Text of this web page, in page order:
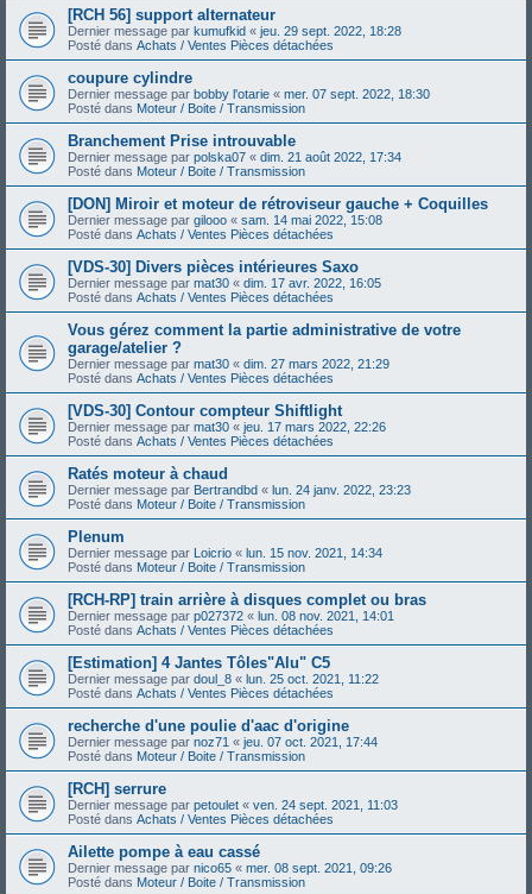
[RCH 56] support alternateur
Dernier message par kumufkid « jeu. 29 sept. 2022, 18:28
Posté dans Achats / Ventes Pièces détachées
coupure cylindre
Dernier message par bobby l'otarie « mer. 07 sept. 2022, 18:30
Posté dans Moteur / Boite / Transmission
Branchement Prise introuvable
Dernier message par polska07 « dim. 21 août 2022, 17:34
Posté dans Moteur / Boite / Transmission
[DON] Miroir et moteur de rétroviseur gauche + Coquilles
Dernier message par gilooo « sam. 14 mai 2022, 15:08
Posté dans Achats / Ventes Pièces détachées
[VDS-30] Divers pièces intérieures Saxo
Dernier message par mat30 « dim. 17 avr. 2022, 16:05
Posté dans Achats / Ventes Pièces détachées
Vous gérez comment la partie administrative de votre
garage/atelier ?
Dernier message par mat30 « dim. 27 mars 2022, 21:29
Posté dans Achats / Ventes Pièces détachées
[VDS-30] Contour compteur Shiftlight
Dernier message par mat30 « jeu. 17 mars 2022, 22:26
Posté dans Achats / Ventes Pièces détachées
Ratés moteur à chaud
Dernier message par Bertrandbd « lun. 24 janv. 2022, 23:23
Posté dans Moteur / Boite / Transmission
Plenum
Dernier message par Loicrio « lun. 15 nov. 2021, 14:34
Posté dans Moteur / Boite / Transmission
[RCH-RP] train arrière à disques complet ou bras
Dernier message par p027372 « lun. 08 nov. 2021, 14:01
Posté dans Achats / Ventes Pièces détachées
[Estimation] 4 Jantes Tôles"Alu" C5
Dernier message par doul_8 « lun. 25 oct. 2021, 11:22
Posté dans Achats / Ventes Pièces détachées
recherche d'une poulie d'aac d'origine
Dernier message par noz71 « jeu. 07 oct. 2021, 17:44
Posté dans Moteur / Boite / Transmission
[RCH] serrure
Dernier message par petoulet « ven. 24 sept. 2021, 11:03
Posté dans Achats / Ventes Pièces détachées
Ailette pompe à eau cassé
Dernier message par nico65 « mer. 08 sept. 2021, 09:26
Posté dans Moteur / Boite / Transmission